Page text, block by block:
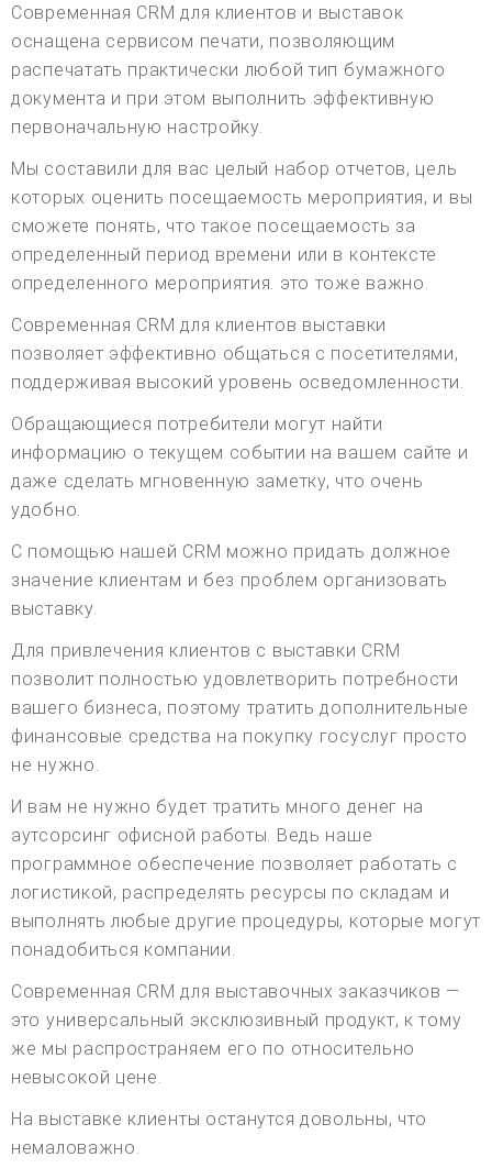
Современная CRM для клиентов и выставок
оснащена сервисом печати, позволяющим
распечатать практически любой тип бумажного
документа и при этом выполнить эффективную
первоначальную настройку.
Мы составили для вас целый набор отчетов, цель
которых оценить посещаемость мероприятия, и вы
сможете понять, что такое посещаемость за
определенный период времени или в контексте
определенного мероприятия. это тоже важно.
Современная CRM для клиентов выставки
позволяет эффективно общаться с посетителями,
поддерживая высокий уровень осведомленности.
Обращающиеся потребители могут найти
информацию о текущем событии на вашем сайте и
даже сделать мгновенную заметку, что очень
удобно.
С помощью нашей CRM можно придать должное
значение клиентам и без проблем организовать
выставку.
Для привлечения клиентов с выставки CRM
позволит полностью удовлетворить потребности
вашего бизнеса, поэтому тратить дополнительные
финансовые средства на покупку госуслуг просто
не нужно.
И вам не нужно будет тратить много денег на
аутсорсинг офисной работы. Ведь наше
программное обеспечение позволяет работать с
логистикой, распределять ресурсы по складам и
выполнять любые другие процедуры, которые могут
понадобиться компании.
Современная CRM для выставочных заказчиков —
это универсальный эксклюзивный продукт, к тому
же мы распространяем его по относительно
невысокой цене.
На выставке клиенты останутся довольны, что
немаловажно.